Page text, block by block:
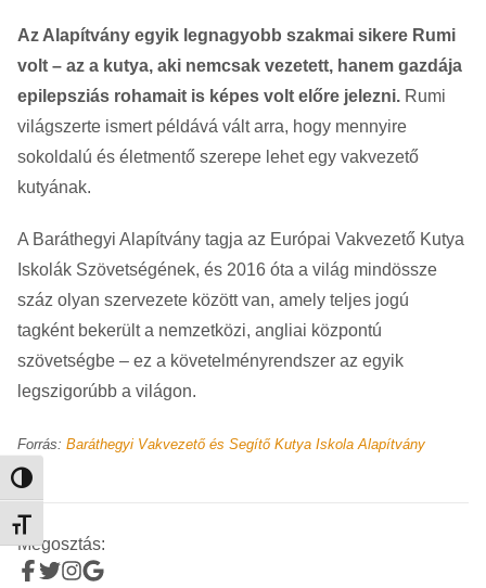
Nagy kontraszt váltása
Betűméret váltása
Az Alapítvány egyik legnagyobb szakmai sikere Rumi
volt – az a kutya, aki nemcsak vezetett, hanem gazdája
epilepsziás rohamait is képes volt előre jelezni. Rumi
világszerte ismert példává vált arra, hogy mennyire
sokoldalú és életmentő szerepe lehet egy vakvezető
kutyának.
A Baráthegyi Alapítvány tagja az Európai Vakvezető Kutya
Iskolák Szövetségének, és 2016 óta a világ mindössze
száz olyan szervezete között van, amely teljes jogú
tagként bekerült a nemzetközi, angliai központú
szövetségbe – ez a követelményrendszer az egyik
legszigorúbb a világon.
Forrás: Baráthegyi Vakvezető és Segítő Kutya Iskola Alapítvány
Megosztás: